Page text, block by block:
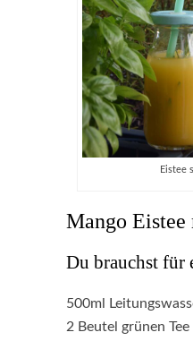
Eistee
Mango Eistee
Du brauchst für
500ml
2 Beutel grünen Tee